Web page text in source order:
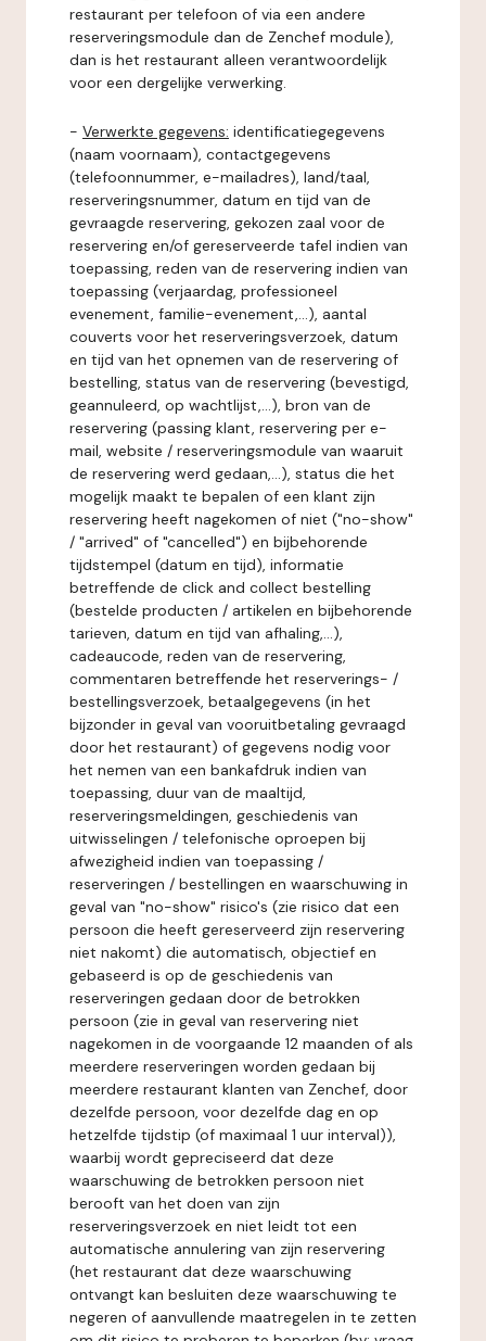
restaurant per telefoon of via een andere
reserveringsmodule dan de Zenchef module),
dan is het restaurant alleen verantwoordelijk
voor een dergelijke verwerking.
- Verwerkte gegevens: identificatiegegevens
(naam voornaam), contactgegevens
(telefoonnummer, e-mailadres), land/taal,
reserveringsnummer, datum en tijd van de
gevraagde reservering, gekozen zaal voor de
reservering en/of gereserveerde tafel indien van
toepassing, reden van de reservering indien van
toepassing (verjaardag, professioneel
evenement, familie-evenement,...), aantal
couverts voor het reserveringsverzoek, datum
en tijd van het opnemen van de reservering of
bestelling, status van de reservering (bevestigd,
geannuleerd, op wachtlijst,...), bron van de
reservering (passing klant, reservering per e-
mail, website / reserveringsmodule van waaruit
de reservering werd gedaan,...), status die het
mogelijk maakt te bepalen of een klant zijn
reservering heeft nagekomen of niet ("no-show"
/ "arrived" of "cancelled") en bijbehorende
tijdstempel (datum en tijd), informatie
betreffende de click and collect bestelling
(bestelde producten / artikelen en bijbehorende
tarieven, datum en tijd van afhaling,...),
cadeaucode, reden van de reservering,
commentaren betreffende het reserverings- /
bestellingsverzoek, betaalgegevens (in het
bijzonder in geval van vooruitbetaling gevraagd
door het restaurant) of gegevens nodig voor
het nemen van een bankafdruk indien van
toepassing, duur van de maaltijd,
reserveringsmeldingen, geschiedenis van
uitwisselingen / telefonische oproepen bij
afwezigheid indien van toepassing /
reserveringen / bestellingen en waarschuwing in
geval van "no-show" risico's (zie risico dat een
persoon die heeft gereserveerd zijn reservering
niet nakomt) die automatisch, objectief en
gebaseerd is op de geschiedenis van
reserveringen gedaan door de betrokken
persoon (zie in geval van reservering niet
nagekomen in de voorgaande 12 maanden of als
meerdere reserveringen worden gedaan bij
meerdere restaurant klanten van Zenchef, door
dezelfde persoon, voor dezelfde dag en op
hetzelfde tijdstip (of maximaal 1 uur interval)),
waarbij wordt gepreciseerd dat deze
waarschuwing de betrokken persoon niet
berooft van het doen van zijn
reserveringsverzoek en niet leidt tot een
automatische annulering van zijn reservering
(het restaurant dat deze waarschuwing
ontvangt kan besluiten deze waarschuwing te
negeren of aanvullende maatregelen in te zetten